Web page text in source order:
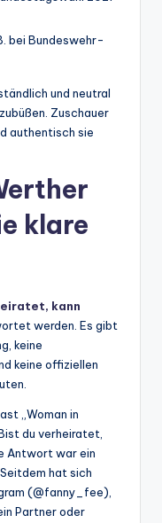
bei Bundeswehr-
und neutral
Zuschauer
authentisch sie
klare
kann
werden. Es gibt
keine
keine offiziellen
„Woman in
du verheiratet,
Antwort war ein
Seitdem hat sich
(@fanny_fee),
Partner oder